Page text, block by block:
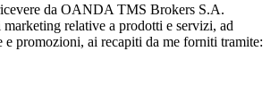
da OANDA TMS Brokers S.A.
relative a prodotti e servizi, ad
e promozioni, ai recapiti da me forniti tramite: